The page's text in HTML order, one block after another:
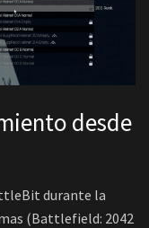
desde
durante la
(Battlefield: 2042